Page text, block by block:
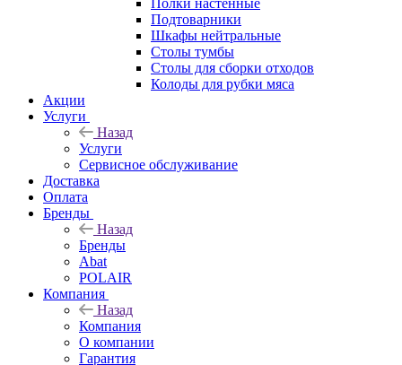
Полки настенные
Подтоварники
Шкафы нейтральные
Столы тумбы
Столы для сборки отходов
Колоды для рубки мяса
Акции
Услуги
Назад
Услуги
Сервисное обслуживание
Доставка
Оплата
Бренды
Назад
Бренды
Abat
POLAIR
Компания
Назад
Компания
О компании
Гарантия